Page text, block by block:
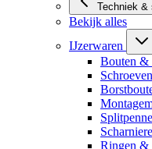
Techniek &
Bekijk alles
IJzerwaren
Bouten &
Schroeven
Ringen &